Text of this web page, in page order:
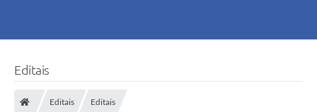
Editais
Editais Editais